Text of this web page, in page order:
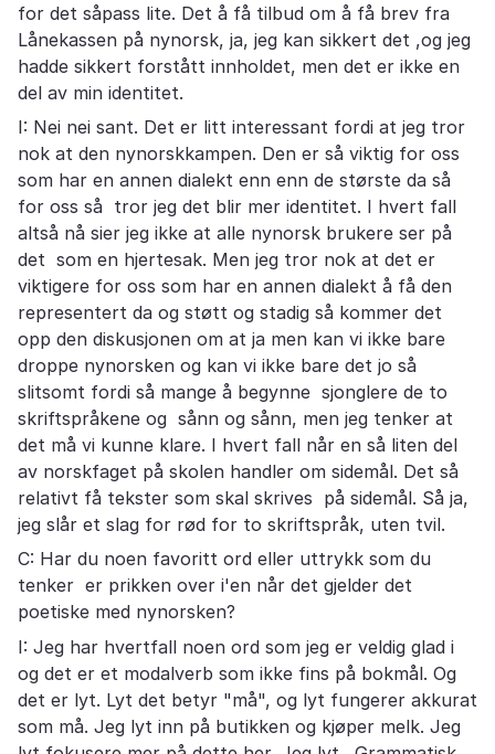
for det såpass lite. Det å få tilbud om å få brev fra
Lånekassen på nynorsk, ja, jeg kan sikkert det ,og jeg
hadde sikkert forstått innholdet, men det er ikke en
del av min identitet.
I: Nei nei sant. Det er litt interessant fordi at jeg tror
nok at den nynorskkampen. Den er så viktig for oss
som har en annen dialekt enn enn de største da så
for oss så tror jeg det blir mer identitet. I hvert fall
altså nå sier jeg ikke at alle nynorsk brukere ser på
det som en hjertesak. Men jeg tror nok at det er
viktigere for oss som har en annen dialekt å få den
representert da og støtt og stadig så kommer det
opp den diskusjonen om at ja men kan vi ikke bare
droppe nynorsken og kan vi ikke bare det jo så
slitsomt fordi så mange å begynne sjonglere de to
skriftspråkene og sånn og sånn, men jeg tenker at
det må vi kunne klare. I hvert fall når en så liten del
av norskfaget på skolen handler om sidemål. Det så
relativt få tekster som skal skrives på sidemål. Så ja,
jeg slår et slag for rød for to skriftspråk, uten tvil.
C: Har du noen favoritt ord eller uttrykk som du
tenker er prikken over i'en når det gjelder det
poetiske med nynorsken?
I: Jeg har hvertfall noen ord som jeg er veldig glad i
og det er et modalverb som ikke fins på bokmål. Og
det er lyt. Lyt det betyr "må", og lyt fungerer akkurat
som må. Jeg lyt inn på butikken og kjøper melk. Jeg